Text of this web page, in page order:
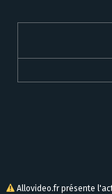
Allovideo.fr présente